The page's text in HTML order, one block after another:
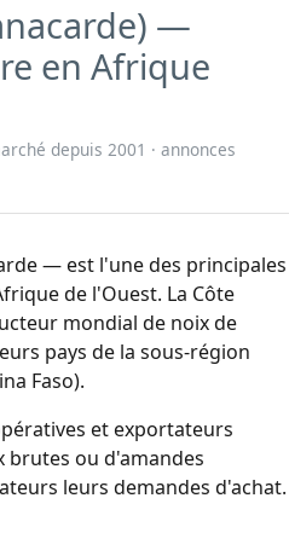
—
en Afrique
depuis 2001 · annonces
— est l'une des principales
de l'Ouest. La Côte
mondial de noix de
pays de la sous-région
Faso).
et exportateurs
brutes ou d'amandes
leurs demandes d'achat.